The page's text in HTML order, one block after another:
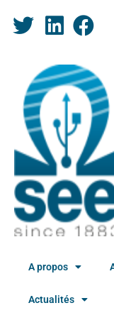
A propos
Actualités